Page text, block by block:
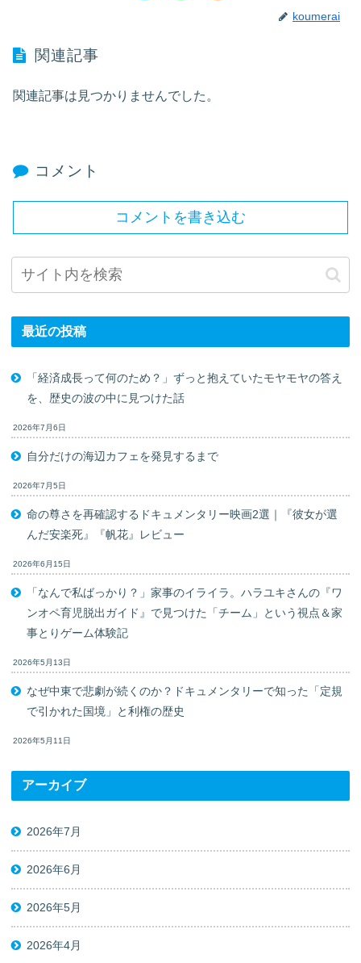
koumerai
関連記事
関連記事は見つかりませんでした。
コメント
コメントを書き込む
最近の投稿
「経済成長って何のため？」ずっと抱えていたモヤモヤの答え
を、歴史の波の中に見つけた話
2026年7月6日
自分だけの海辺カフェを発見するまで
2026年7月5日
命の尊さを再確認するドキュメンタリー映画2選｜『彼女が選
んだ安楽死』『帆花』レビュー
2026年6月15日
「なんで私ばっかり？」家事のイライラ。ハラユキさんの『ワ
ンオペ育児脱出ガイド』で見つけた「チーム」という視点＆家
事とりゲーム体験記
2026年5月13日
なぜ中東で悲劇が続くのか？ドキュメンタリーで知った「定規
で引かれた国境」と利権の歴史
2026年5月11日
アーカイブ
2026年7月
2026年6月
2026年5月
2026年4月